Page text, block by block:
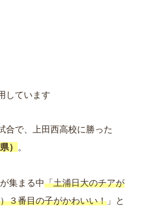
しています
合で、上田西高校に勝った
）
。
集まる中「土浦日大のチアが
３番目の子がかわいい！ 」と